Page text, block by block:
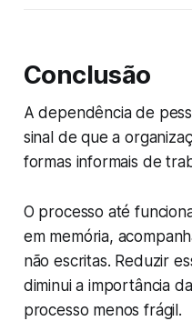
Conclusão
A dependência de
sinal de que a
formas informais de
O processo até
em memória,
não escritas. Reduzir
diminui a importância
processo menos frágil.